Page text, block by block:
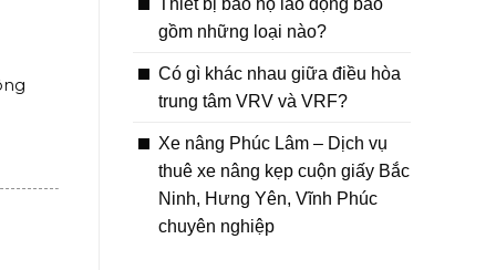
gồm những loại nào?
Có gì khác nhau giữa điều hòa
trung tâm VRV và VRF?
Xe nâng Phúc Lâm – Dịch vụ
thuê xe nâng kẹp cuộn giấy Bắc
Ninh, Hưng Yên, Vĩnh Phúc
chuyên nghiệp